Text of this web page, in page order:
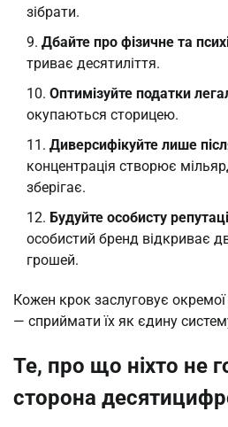
зібрати.
Дбайте про фізичне та
триває десятиліття.
Оптимізуйте податки
окупаються сторицею.
Диверсифікуйте лише
концентрація створює
зберігає.
Будуйте особисту
особистий бренд відкриває
грошей.
Кожен крок заслуговує
— сприймати їх як єдину
Те, про що ніхто не
сторона